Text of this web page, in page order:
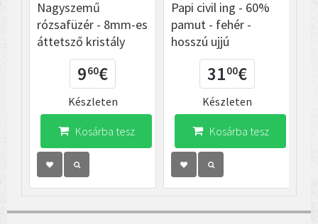
Nagyszemű
rózsafüzér - 8mm-es
áttetsző kristály
960€
Kosárba tesz
Készleten
Papi civil ing - 60%
pamut - fehér -
hosszú ujjú
3100€
Kosárba tesz
Készleten